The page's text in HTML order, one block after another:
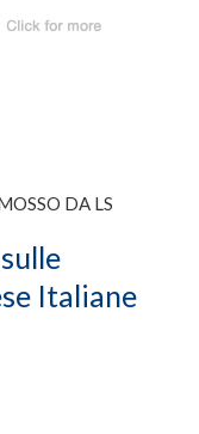
DA LS
Italiane